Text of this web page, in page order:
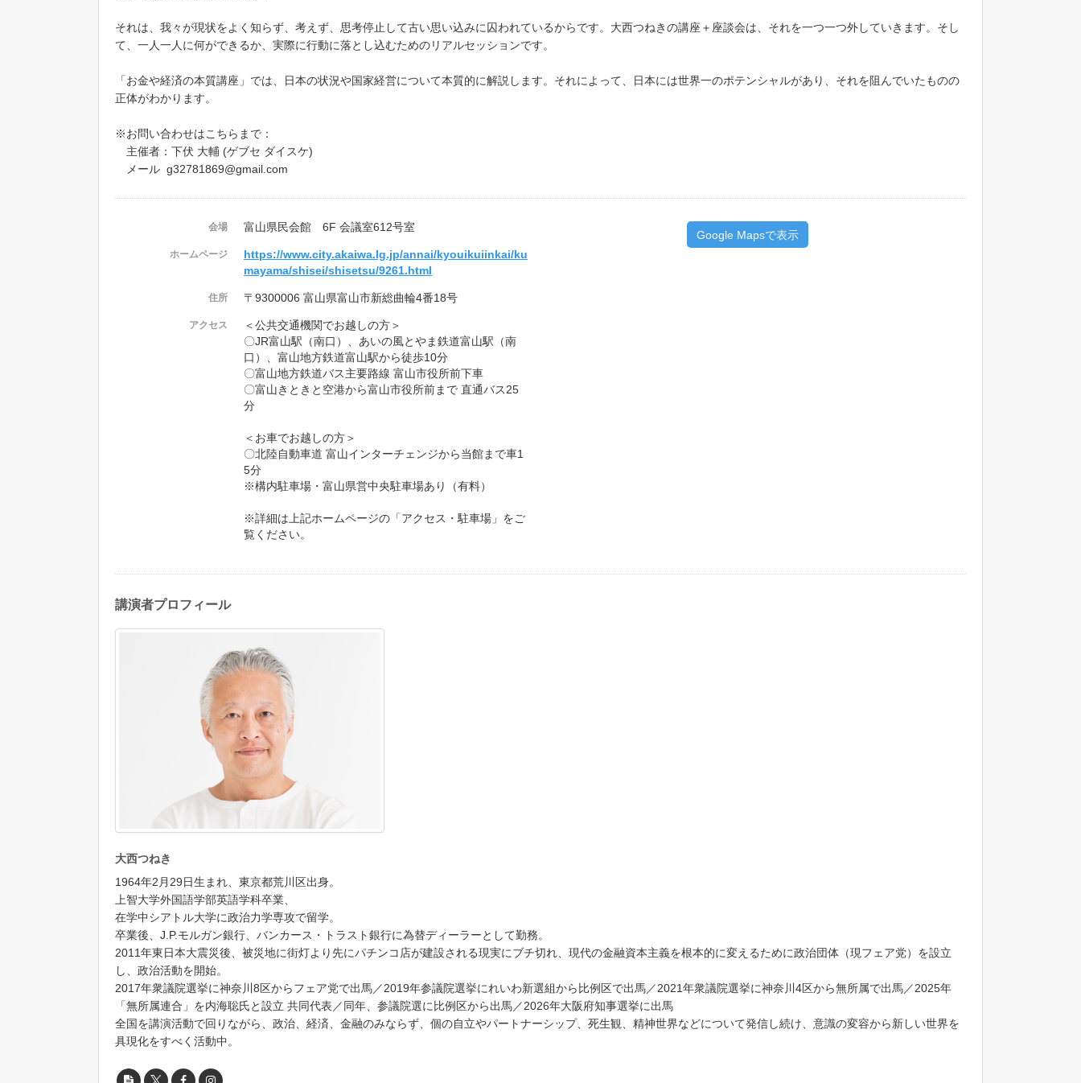
それは、我々が現状をよく知らず、考えず、思考停止して古い思い込みに囚われているからです。大西つねきの講座＋座談会は、それを一つ一つ外していきます。そし
て、一人一人に何ができるか、実際に行動に落とし込むためのリアルセッションです。
「お金や経済の本質講座」では、日本の状況や国家経営について本質的に解説します。それによって、日本には世界一のポテンシャルがあり、それを阻んでいたものの
正体がわかります。
※お問い合わせはこちらまで：
主催者：下伏 大輔 (ゲブセ ダイスケ)
メール g32781869@gmail.com
会場 富山県民会館 6F 会議室612号室
ホームページ
https://www.city.akaiwa.lg.jp/annai/kyouikuiinkai/ku
mayama/shisei/shisetsu/9261.html
住所 〒9300006 富山県富山市新総曲輪4番18号
アクセス
＜公共交通機関でお越しの方＞
〇JR富山駅（南口）、あいの風とやま鉄道富山駅（南
口）、富山地方鉄道富山駅から徒歩10分
〇富山地方鉄道バス主要路線 富山市役所前下車
〇富山きときと空港から富山市役所前まで 直通バス25
分
＜お車でお越しの方＞
〇北陸自動車道 富山インターチェンジから当館まで車1
5分
※構内駐車場・富山県営中央駐車場あり（有料）
※詳細は上記ホームページの「アクセス・駐車場」をご
覧ください。
Google Mapsで表示
講演者プロフィール
大西つねき
1964年2月29日生まれ、東京都荒川区出身。
上智大学外国語学部英語学科卒業、
在学中シアトル大学に政治力学専攻で留学。
卒業後、J.P.モルガン銀行、バンカース・トラスト銀行に為替ディーラーとして勤務。
2011年東日本大震災後、被災地に街灯より先にパチンコ店が建設される現実にブチ切れ、現代の金融資本主義を根本的に変えるために政治団体（現フェア党）を設立
し、政治活動を開始。
2017年衆議院選挙に神奈川8区からフェア党で出馬／2019年参議院選挙にれいわ新選組から比例区で出馬／2021年衆議院選挙に神奈川4区から無所属で出馬／2025年
「無所属連合」を内海聡氏と設立 共同代表／同年、参議院選に比例区から出馬／2026年大阪府知事選挙に出馬
全国を講演活動で回りながら、政治、経済、金融のみならず、個の自立やパートナーシップ、死生観、精神世界などについて発信し続け、意識の変容から新しい世界を
具現化をすべく活動中。